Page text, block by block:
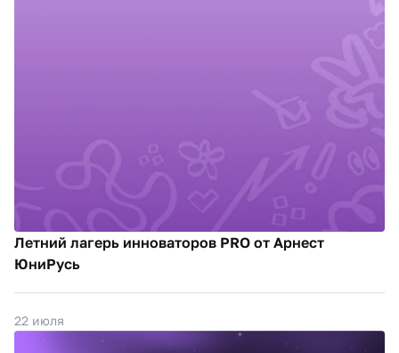
Летний лагерь инноваторов PRO от Арнест
ЮниРусь
22 июля